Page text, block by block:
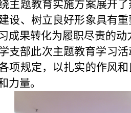
主题教育实施方案展开
设、树立良好形象具有
成果转化为履职尽责的动
支部此次主题教育学习
项规定，以扎实的作风
力量。